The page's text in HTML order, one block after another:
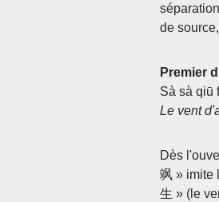
de
Premier
Sà sà qiū
Le vent
Dès
飒 » imite
生 » (le